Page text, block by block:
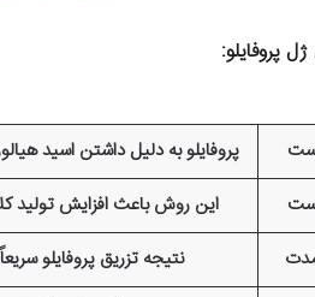
پروفایلو:
پروفایلو به دلیل داشتن اسید
این روش باعث افزایش تولید
نتیجه تزریق پروفایلو